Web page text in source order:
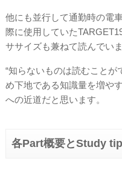
他にも並行して通勤時の電
際に使用していた
ササイズも兼ねて読んでいま
“知らないものは読むことが
め下地である知識量を増や
への近道だと思います。
各Part概要とStudy